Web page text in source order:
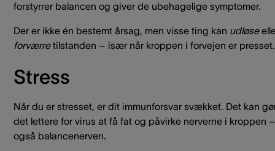
forstyrrer balancen og giver de ubehagelige symptomer.
Der er ikke én bestemt årsag, men visse ting kan udløse
forværretilstanden – især når kroppen i forvejen er presset.
Stress
Når du er stresset, er dit immunforsvar svækket. Det kan
det lettere for virus at få fat og påvirke nerverne i kroppen –
også balancenerven.